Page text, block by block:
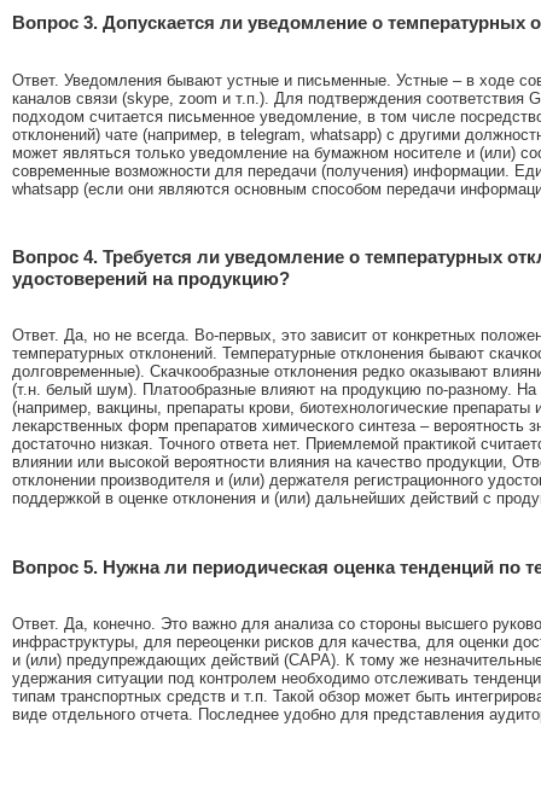
Вопрос 3. Допускается ли уведомление о температурных
Ответ. Уведомления бывают устные и письменные. Устные – в ходе
каналов связи (skype, zoom и т.п.). Для подтверждения соответствия
подходом считается письменное уведомление, в том числе
отклонений) чате (например, в telegram, whatsapp) с другими
может являться только уведомление на бумажном носителе и (или)
современные возможности для передачи (получения) информации.
whatsapp (если они являются основным способом передачи
Вопрос 4. Требуется ли уведомление о температурных
удостоверений на продукцию?
Ответ. Да, но не всегда. Во-первых, это зависит от конкретных
температурных отклонений. Температурные отклонения бывают
долговременные). Скачкообразные отклонения редко оказывают
(т.н. белый шум). Платообразные влияют на продукцию по-разному.
(например, вакцины, препараты крови, биотехнологические
лекарственных форм препаратов химического синтеза – вероятность
достаточно низкая. Точного ответа нет. Приемлемой практикой
влиянии или высокой вероятности влияния на качество продукции,
отклонении производителя и (или) держателя регистрационного
поддержкой в оценке отклонения и (или) дальнейших действий с
Вопрос 5. Нужна ли периодическая оценка тенденций по
Ответ. Да, конечно. Это важно для анализа со стороны высшего
инфраструктуры, для переоценки рисков для качества, для оценки
и (или) предупреждающих действий (САРА). К тому же
удержания ситуации под контролем необходимо отслеживать
типам транспортных средств и т.п. Такой обзор может быть
виде отдельного отчета. Последнее удобно для представления